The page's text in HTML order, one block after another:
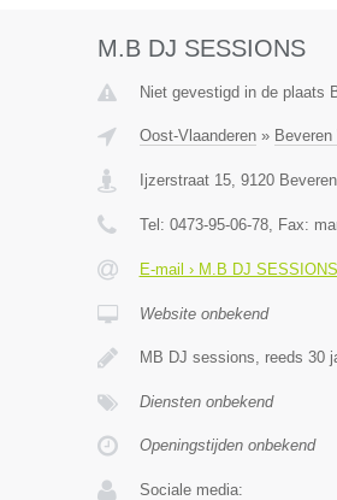
M.B DJ SESSIONS
Niet gevestigd in de plaats
Oost-Vlaanderen» Beveren
Ijzerstraat 15, 9120
Tel: 0473-95-06-78, Fax:
E-mail › M.B DJ SESSIONS
Website onbekend
MB DJ sessions, reeds 30
Diensten onbekend
Openingstijden onbekend
Sociale media: